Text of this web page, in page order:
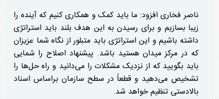
ناصر فخاری افزود: ما باید کمک و همکاری کنیم که آینده را
زیبا بسازیم و برای رسیدن به این هدف بلند باید استراتژی
داشته باشیم و این استراتژی باید متبلور از نگاه شما عزیزان
که در مرکز میدان هستید باشد. پیشنهاد اصلاح را شمایی
باید بگویید که از نزدیک مشکلات را می‌دانید و راه حل‌ها را
تشخیص می‌دهید و قطعاً در سطح سازمان براساس اسناد
بالادستی تنظیم خواهد شد.